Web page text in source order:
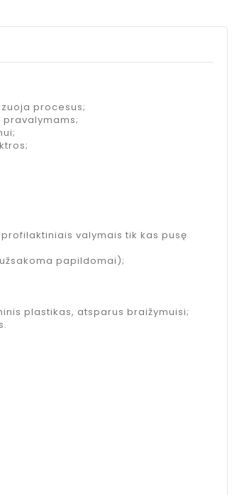
procesus;
valymais tik kas pusę
papildomai);
plastikas, atsparus braižymuisi;